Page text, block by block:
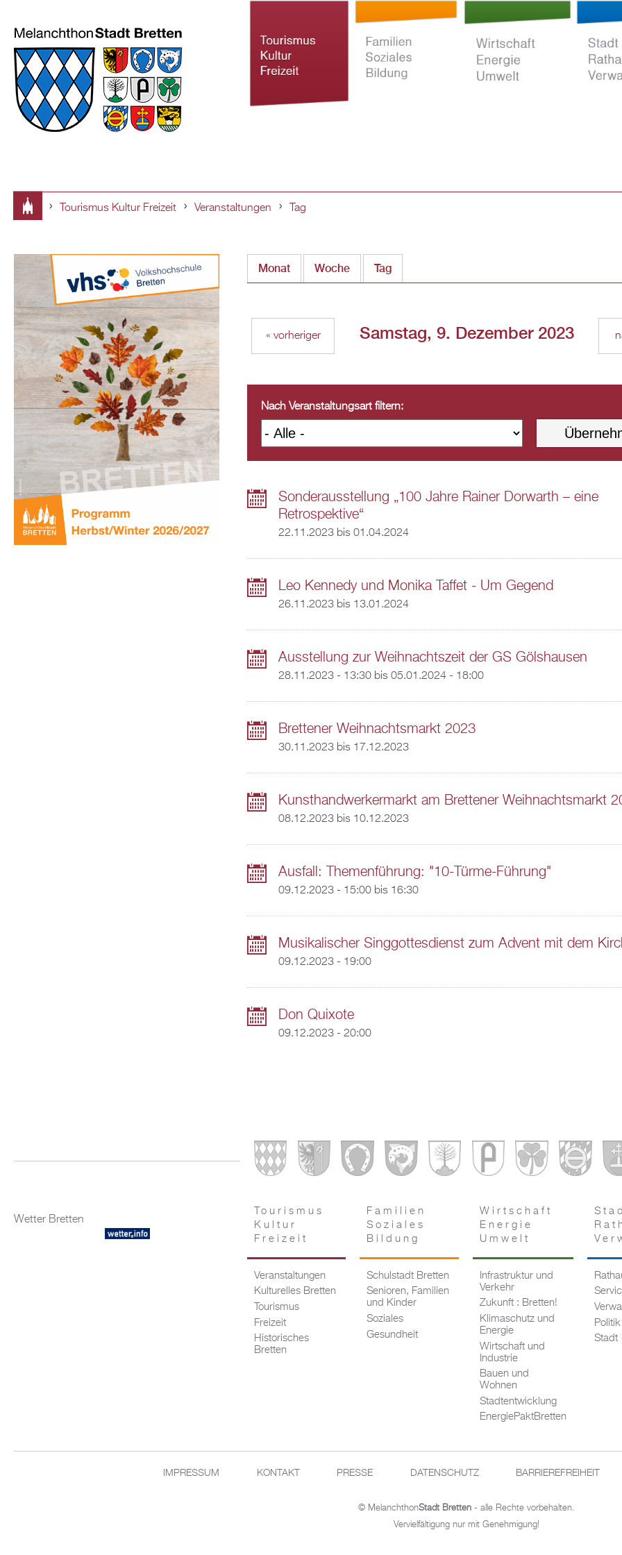
Inhalt
sind
hier
Tourismus Kultur Freizeit Veranstaltungen Tag
Monat Woche Tag
Samstag, 9. Dezember 2023
« vorheriger
Nach Veranstaltungsart filtern:
Sonderausstellung „100 Jahre Rainer Dorwarth – eine
Retrospektive“
22.11.2023bis 01.04.2024
Leo Kennedy und Monika Taffet - Um Gegend
26.11.2023bis 13.01.2024
Ausstellung zur Weihnachtszeit der GS Gölshausen
28.11.2023 - 13:30bis 05.01.2024 - 18:00
Brettener Weihnachtsmarkt 2023
30.11.2023bis 17.12.2023
Kunsthandwerkermarkt am Brettener Weihnachtsmarkt
08.12.2023bis 10.12.2023
Ausfall: Themenführung: "10-Türme-Führung"
09.12.2023 - 15:00bis 16:30
Musikalischer Singgottesdienst zum Advent mit dem
09.12.2023 - 19:00
Don Quixote
09.12.2023 - 20:00
Wetter Bretten
Tourismus
Kultur
Freizeit
Veranstaltungen
Kulturelles Bretten
Tourismus
Freizeit
Historisches
Bretten
Familien
Soziales
Bildung
Schulstadt Bretten
Senioren, Familien
und Kinder
Soziales
Gesundheit
Wirtschaft
Energie
Umwelt
Infrastruktur und
Verkehr
Zukunft : Bretten!
Klimaschutz und
Energie
Wirtschaft und
Industrie
Bauen und
Wohnen
Stadtentwicklung
EnergiePaktBretten
Politik
Stadt
IMPRESSUM KONTAKT PRESSE DATENSCHUTZ BARRIEREFREIHEIT
© MelanchthonStadt Bretten - alle Rechte vorbehalten.
Vervielfältigung nur mit Genehmigung!